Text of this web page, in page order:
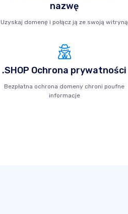
nazwę
Uzyskaj domenę i połącz ją ze swoją witryną
.SHOP Ochrona prywatności
Bezpłatna ochrona domeny chroni poufne
informacje